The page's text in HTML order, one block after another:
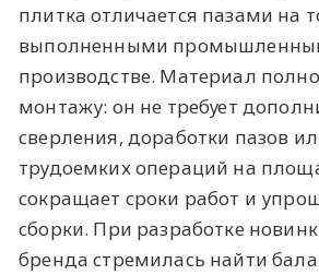
плитка отличается пазами на
выполненными
производстве. Материал
монтажу: он не требует
сверления, доработки пазов
трудоемких операций на
сокращает сроки работ и
сборки. При разработке
бренда стремилась найти